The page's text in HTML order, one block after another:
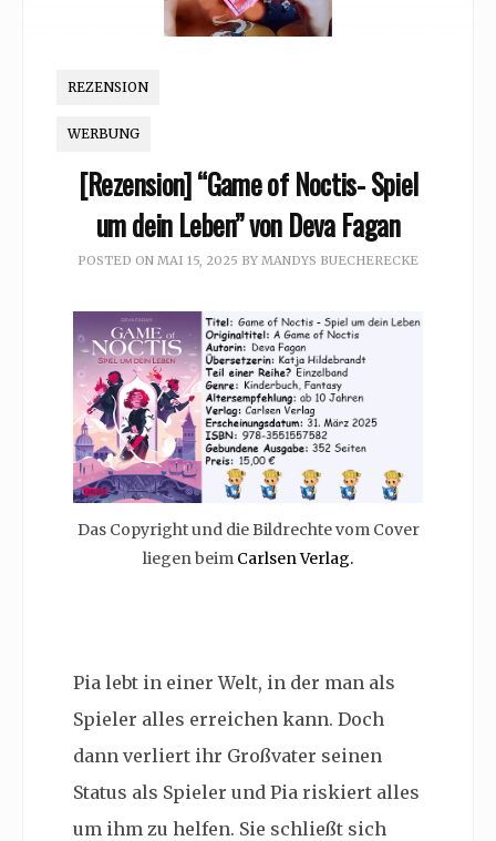
REZENSION
WERBUNG
[Rezension] “Game of Noctis- Spiel
um dein Leben” von Deva Fagan
POSTED ON MAI 15, 2025 BY MANDYS BUECHERECKE
Das Copyright und die Bildrechte vom Cover
liegen beim Carlsen Verlag.
Pia lebt in einer Welt, in der man als
Spieler alles erreichen kann. Doch
dann verliert ihr Großvater seinen
Status als Spieler und Pia riskiert alles
um ihm zu helfen. Sie schließt sich